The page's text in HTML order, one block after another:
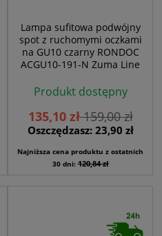
Lampa sufitowa podwójny
spot z ruchomymi oczkami
na GU10 czarny RONDOC
ACGU10-191-N Zuma Line
Produkt dostępny
135,10 zł159,00 zł
Oszczędzasz: 23,90 zł
Najniższa cena produktu z ostatnich
30 dni:120,84 zł